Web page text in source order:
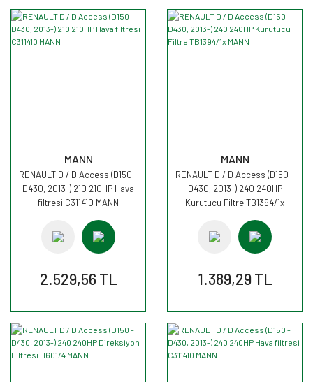
MANN
RENAULT D / D Access (D150 -
D430, 2013-) 210 210HP Hava
filtresi C311410 MANN
2.529,56 TL
MANN
RENAULT D / D Access (D150 -
D430, 2013-) 240 240HP
Kurutucu Filtre TB1394/1x
1.389,29 TL